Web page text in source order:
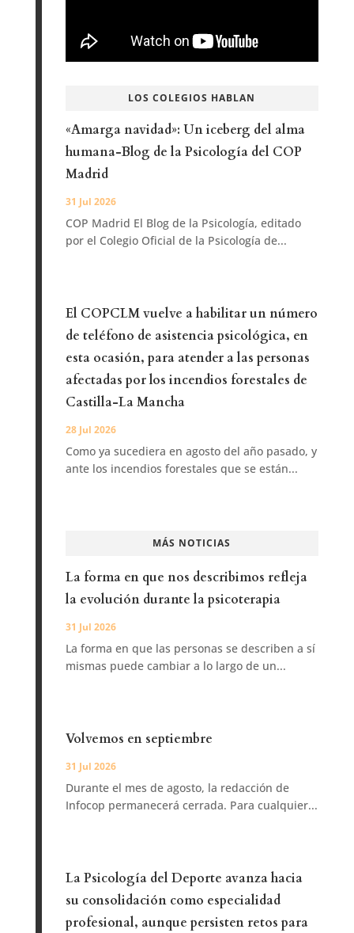
LOS COLEGIOS HABLAN
«Amarga navidad»: Un iceberg del alma
humana-Blog de la Psicología del COP
Madrid
31 Jul 2026
COP Madrid El Blog de la Psicología, editado
por el Colegio Oficial de la Psicología de...
El COPCLM vuelve a habilitar un número
de teléfono de asistencia psicológica, en
esta ocasión, para atender a las personas
afectadas por los incendios forestales de
Castilla-La Mancha
28 Jul 2026
Como ya sucediera en agosto del año pasado, y
ante los incendios forestales que se están...
MÁS NOTICIAS
La forma en que nos describimos refleja
la evolución durante la psicoterapia
31 Jul 2026
La forma en que las personas se describen a sí
mismas puede cambiar a lo largo de un...
Volvemos en septiembre
31 Jul 2026
Durante el mes de agosto, la redacción de
Infocop permanecerá cerrada. Para cualquier...
La Psicología del Deporte avanza hacia
su consolidación como especialidad
profesional, aunque persisten retos para